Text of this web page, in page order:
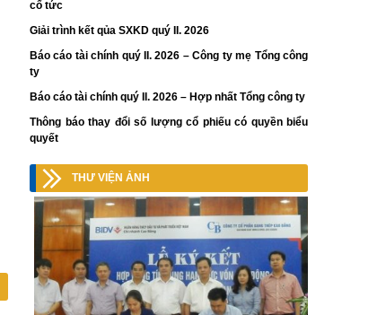
cổ tức
Giải trình kết qủa SXKD quý II. 2026
Báo cáo tài chính quý II. 2026 – Công ty mẹ Tổng công
ty
Báo cáo tài chính quý II. 2026 – Hợp nhất Tổng công ty
Thông báo thay đổi số lượng cổ phiếu có quyền biểu
quyết
THƯ VIỆN ẢNH